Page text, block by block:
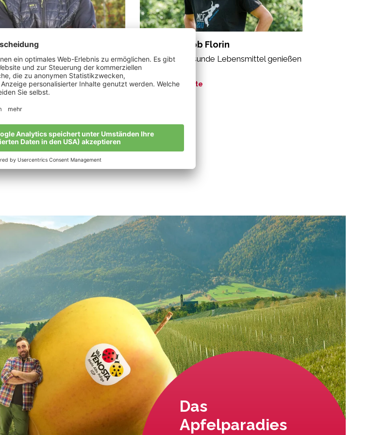
Stefan
meinen Söhnen einen guten
Pedross Jakob Florin
„Alle sollen gesunde Lebensmittel genießen
dürfen“
Meine Geschichte
Bio-Bauern im Überblick
Das
Apfelparadies